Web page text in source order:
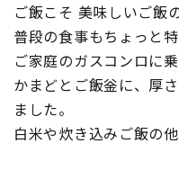
ご飯こそ 美味しいご飯
普段の食事もちょっと
ご家庭のガスコンロに
かまどとご飯釡に、厚
ました。
白米や炊き込みご飯の